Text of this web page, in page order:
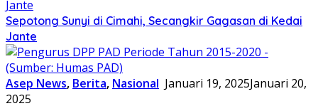
Sepotong Sunyi di Cimahi, Secangkir Gagasan di Kedai
Jante
Asep News, Berita, Nasional Januari 19, 2025Januari 20,
2025